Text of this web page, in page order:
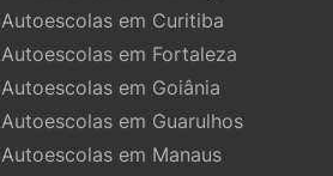
Autoescolas em Curitiba
Autoescolas em Fortaleza
Autoescolas em Goiânia
Autoescolas em Guarulhos
Autoescolas em Manaus